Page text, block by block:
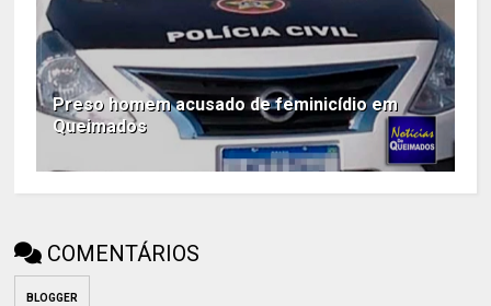
Preso homem acusado de feminicídio em
Queimados
COMENTÁRIOS
BLOGGER